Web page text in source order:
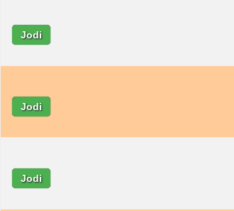
Jodi
Jodi
Jodi